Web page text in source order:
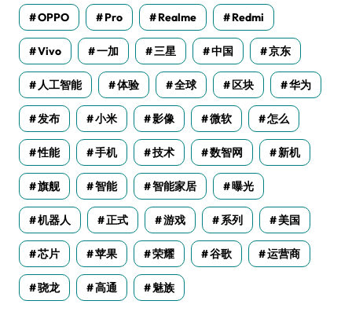
OPPO Pro Realme Redmi
Vivo 一加 三星 中国 京东
人工智能 体验 全球 区块 华为
发布 小米 影像 微软 怎么
性能 手机 技术 数智网 新机
旗舰 智能 智能家居 曝光
机器人 正式 游戏 系列 美国
芯片 苹果 荣耀 谷歌 运营商
骁龙 高通 魅族